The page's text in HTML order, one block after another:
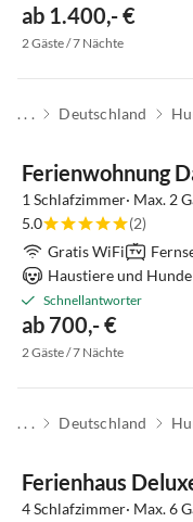
ab 1.400,- €
2 Gäste / 7 Nächte
. . . Deutschland
Ferienwohnung
1 Schlafzimmer· Max. 2
5.0
(2)
Gratis WiFi
Haustiere und
Schnellantworter
ab 700,- €
2 Gäste / 7 Nächte
. . . Deutschland
Ferienhaus
4 Schlafzimmer· Max. 6